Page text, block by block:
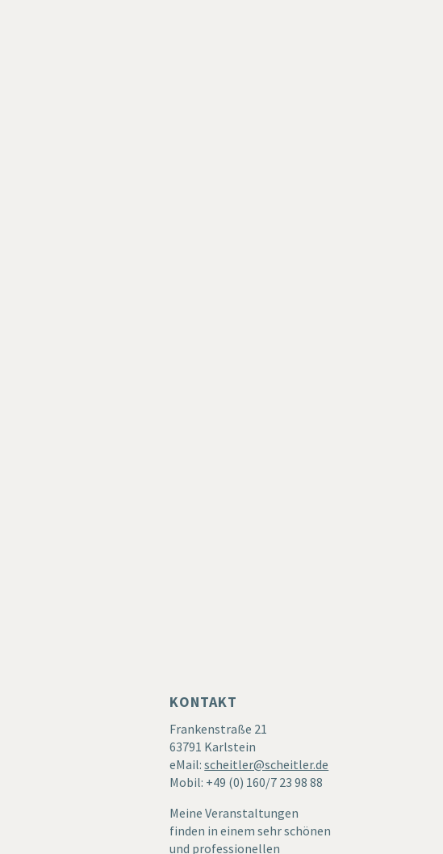
KONTAKT
Frankenstraße 21
63791 Karlstein
eMail:scheitler@scheitler.de
Mobil: +49 (0) 160/7 23 98 88
Meine Veranstaltungen
finden in einem sehr schönen
und professionellen